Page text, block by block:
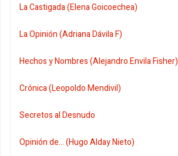
La Castigada (Elena Goicoechea)
La Opinión (Adriana Dávila F)
Hechos y Nombres (Alejandro Envila Fisher)
Crónica (Leopoldo Mendivil)
Secretos al Desnudo
Opinión de... (Hugo Alday Nieto)